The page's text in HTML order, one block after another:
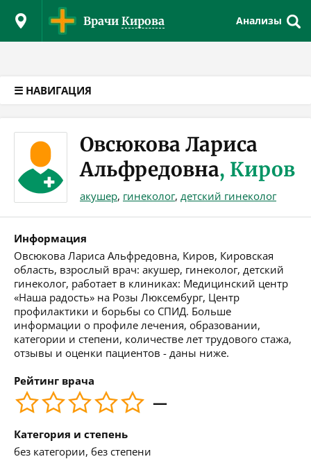
Врачи Кирова Анализы
☰ НАВИГАЦИЯ
Овсюкова Лариса
Альфредовна, Киров
акушер, гинеколог, детский гинеколог
Информация
Овсюкова Лариса Альфредовна, Киров, Кировская
область, взрослый врач: акушер, гинеколог, детский
гинеколог, работает в клиниках: Медицинский центр
«Наша радость» на Розы Люксембург, Центр
профилактики и борьбы со СПИД. Больше
информации о профиле лечения, образовании,
категории и степени, количестве лет трудового стажа,
отзывы и оценки пациентов - даны ниже.
Рейтинг врача
—
Категория и степень
без категории, без степени